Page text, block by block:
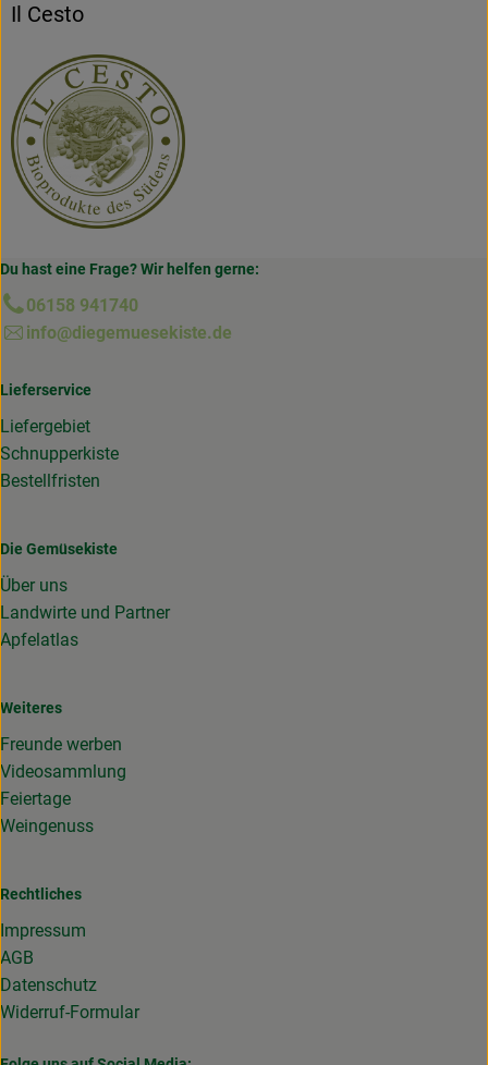
Il Cesto
Du hast eine Frage? Wir helfen gerne:
06158 941740
info@diegemuesekiste.de
Lieferservice
Liefergebiet
Schnupperkiste
Bestellfristen
Die Gemüsekiste
Über uns
Landwirte und Partner
Apfelatlas
Weiteres
Freunde werben
Videosammlung
Feiertage
Weingenuss
Rechtliches
Impressum
AGB
Datenschutz
Widerruf-Formular